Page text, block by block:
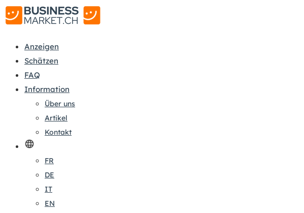
Anzeigen
Schätzen
FAQ
Information
Über uns
Artikel
Kontakt
FR
DE
IT
EN